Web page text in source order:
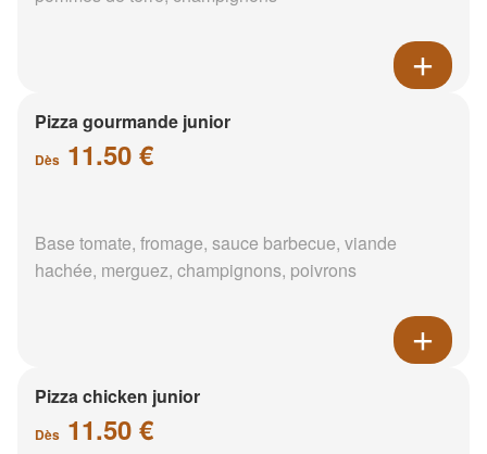
Pizza gourmande junior
Dès 11.50 €
Base tomate, fromage, sauce barbecue, viande
hachée, merguez, champignons, poivrons
Pizza chicken junior
Dès 11.50 €